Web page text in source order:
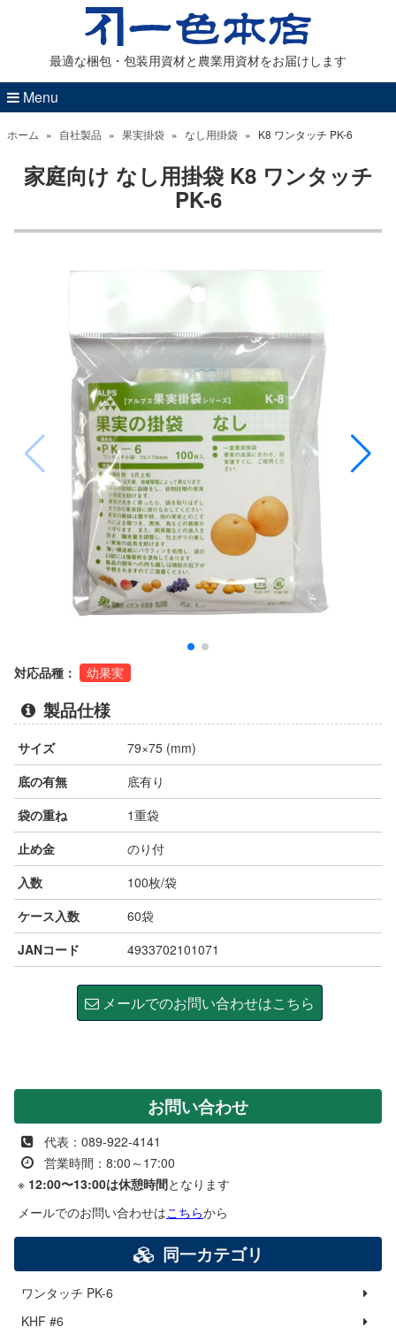
最適な梱包・包装用資材と農業用資材をお届けします
Menu
ホーム » 自社製品 » 果実掛袋 » なし用掛袋 » K8 ワンタッチ PK-6
家庭向け なし用掛袋 K8 ワンタッチ
PK-6
対応品種： 幼果実
製品仕様
サイズ
79×75 (mm)
底の有無
底有り
袋の重ね
1重袋
止め金
のり付
入数
100枚/袋
ケース入数
60袋
JANコード
4933702101071
メールでのお問い合わせはこちら
お問い合わせ
代表：089-922-4141
営業時間：8:00～17:00
※ 12:00〜13:00は休憩時間となります
メールでのお問い合わせはこちらから
同一カテゴリ
ワンタッチ PK-6
KHF #6